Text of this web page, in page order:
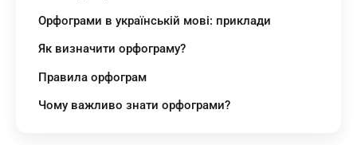
Орфограми в українській мові: приклади
Як визначити орфограму?
Правила орфограм
Чому важливо знати орфограми?